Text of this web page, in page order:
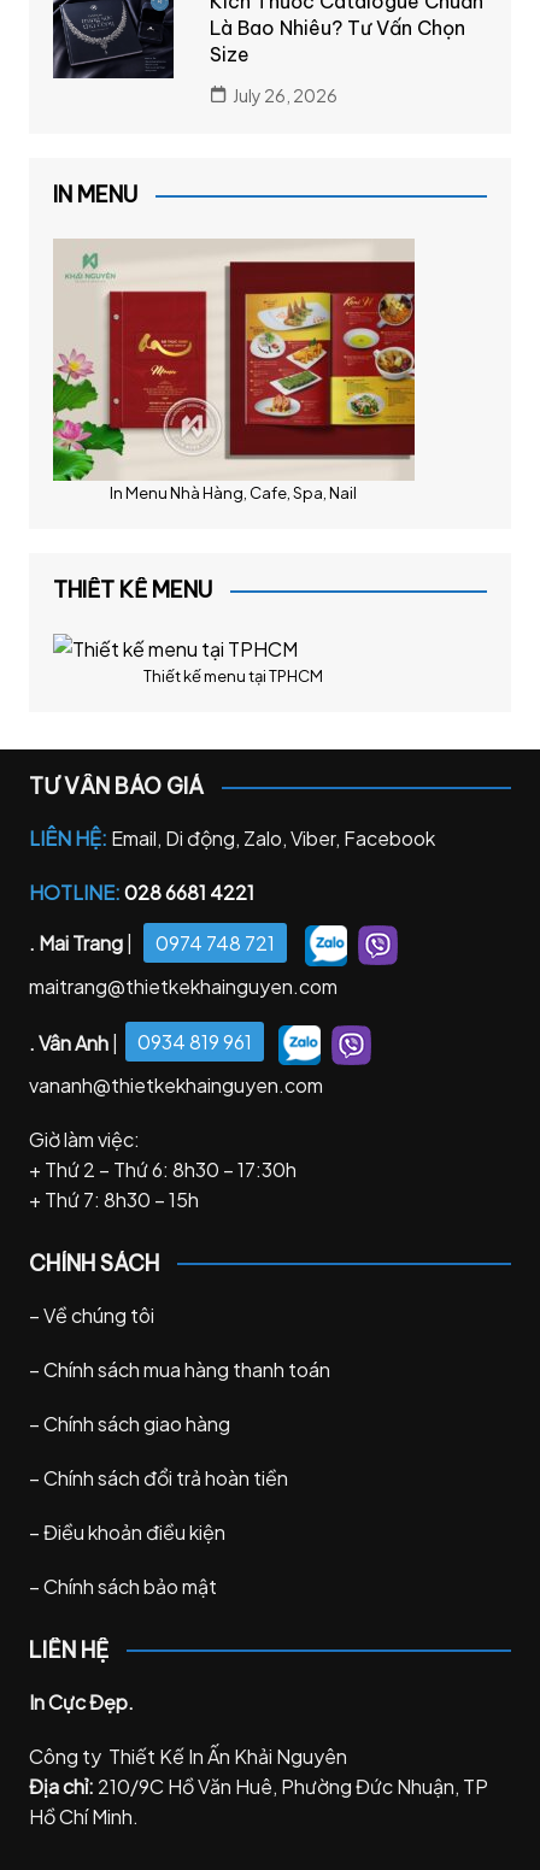
Là Bao Nhiêu? Tư Vấn Chọn
Size
July 26, 2026
IN MENU
In Menu Nhà Hàng, Cafe, Spa, Nail
THIẾT KẾ MENU
Thiết kế menu tại TPHCM
TƯ VẤN BÁO GIÁ
LIÊN HỆ: Email, Di động, Zalo, Viber, Facebook
HOTLINE:028 6681 4221
. Mai Trang|
0974 748 721
maitrang@thietkekhainguyen.com
. Vân Anh|
0934 819 961
vananh@thietkekhainguyen.com
Giờ làm việc:
+ Thứ 2 – Thứ 6: 8h30 – 17:30h
+ Thứ 7: 8h30 – 15h
CHÍNH SÁCH
–Về chúng tôi
–Chính sách mua hàng thanh toán
–Chính sách giao hàng
–Chính sách đổi trả hoàn tiền
–Điều khoản điều kiện
–Chính sách bảo mật
LIÊN HỆ
In Cực Đẹp.
Công ty Thiết Kế In Ấn Khải Nguyên
Địa chỉ: 210/9C Hồ Văn Huê, Phường Đức Nhuận, TP
Hồ Chí Minh.